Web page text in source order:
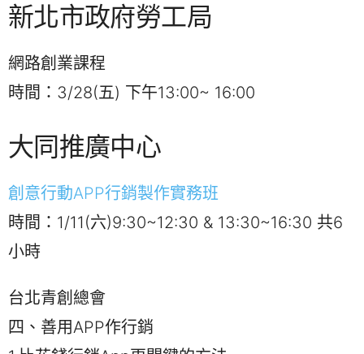
新北市政府勞工局
網路創業課程
時間：3/28(五) 下午13:00~ 16:00
大同推廣中心
創意行動APP行銷製作實務班
時間：1/11(六)9:30~12:30 & 13:30~16:30 共6
小時
台北青創總會
四、善用APP作行銷